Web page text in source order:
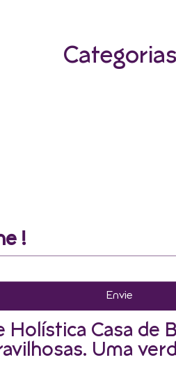
Categorias
!
Envie
Holística Casa de
Uma